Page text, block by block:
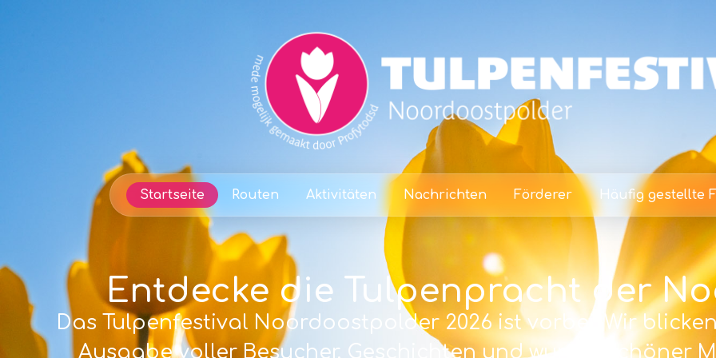
Startseite Routen Aktivitäten Nachrichten Förderer Häufig gestellte
Entdecke die Tulpenpracht der
Das Tulpenfestival Noordoostpolder 2026 ist vorbei. Wir
Ausgabe voller Besucher, Geschichten und wunderschöner